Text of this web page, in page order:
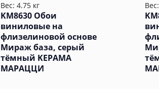
Вес: 4.75 кг
KM8630 Обои
виниловые на
флизелиновой основе
Мираж база, серый
тёмный KЕРАМА
МАРАЦЦИ